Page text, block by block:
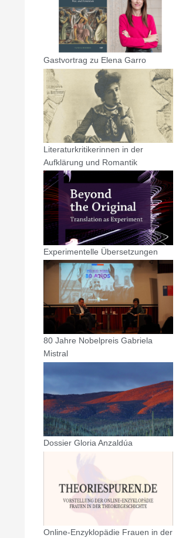
Gastvortrag zu Elena Garro
Literaturkritikerinnen in der
Aufklärung und Romantik
Experimentelle Übersetzungen
80 Jahre Nobelpreis Gabriela
Mistral
Dossier Gloria Anzaldúa
Online-Enzyklopädie Frauen in der